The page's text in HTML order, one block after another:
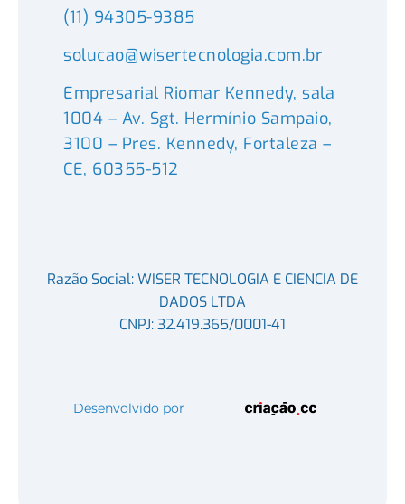
(11) 94305-9385
solucao@wisertecnologia.com.br
Empresarial Riomar Kennedy, sala
1004 – Av. Sgt. Hermínio Sampaio,
3100 – Pres. Kennedy, Fortaleza –
CE, 60355-512
Razão Social: WISER TECNOLOGIA E CIENCIA DE
DADOS LTDA
CNPJ: 32.419.365/0001-41
Desenvolvido por